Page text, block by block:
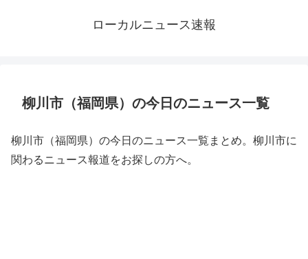
ローカルニュース速報
柳川市（福岡県）の今日のニュース一覧
柳川市（福岡県）の今日のニュース一覧まとめ。柳川市に
関わるニュース報道をお探しの方へ。